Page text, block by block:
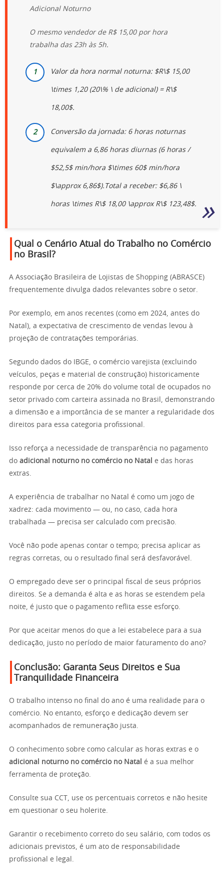
Adicional Noturno
O mesmo vendedor de R$ 15,00 por hora
trabalha das 23h às 5h.
Valor da hora normal noturna: $R\$ 15,00
\times 1,20 (20\% \ de adicional) = R\$
18,00$.
Conversão da jornada: 6 horas noturnas
equivalem a 6,86 horas diurnas (6 horas /
$52,5$ min/hora $\times 60$ min/hora
$\approx 6,86$).Total a receber: $6,86 \
horas \times R\$ 18,00 \approx R\$ 123,48$.
Qual o Cenário Atual do Trabalho no Comércio
no Brasil?
A Associação Brasileira de Lojistas de Shopping (ABRASCE)
frequentemente divulga dados relevantes sobre o setor.
Por exemplo, em anos recentes (como em 2024, antes do
Natal), a expectativa de crescimento de vendas levou à
projeção de contratações temporárias.
Segundo dados do IBGE, o comércio varejista (excluindo
veículos, peças e material de construção) historicamente
responde por cerca de 20% do volume total de ocupados no
setor privado com carteira assinada no Brasil, demonstrando
a dimensão e a importância de se manter a regularidade dos
direitos para essa categoria profissional.
Isso reforça a necessidade de transparência no pagamento
do adicional noturno no comércio no Natal e das horas
extras.
A experiência de trabalhar no Natal é como um jogo de
xadrez: cada movimento — ou, no caso, cada hora
trabalhada — precisa ser calculado com precisão.
Você não pode apenas contar o tempo; precisa aplicar as
regras corretas, ou o resultado final será desfavorável.
O empregado deve ser o principal fiscal de seus próprios
direitos. Se a demanda é alta e as horas se estendem pela
noite, é justo que o pagamento reflita esse esforço.
Por que aceitar menos do que a lei estabelece para a sua
dedicação, justo no período de maior faturamento do ano?
Conclusão: Garanta Seus Direitos e Sua
Tranquilidade Financeira
O trabalho intenso no final do ano é uma realidade para o
comércio. No entanto, esforço e dedicação devem ser
acompanhados de remuneração justa.
O conhecimento sobre como calcular as horas extras e o
adicional noturno no comércio no Natal é a sua melhor
ferramenta de proteção.
Consulte sua CCT, use os percentuais corretos e não hesite
em questionar o seu holerite.
Garantir o recebimento correto do seu salário, com todos os
adicionais previstos, é um ato de responsabilidade
profissional e legal.